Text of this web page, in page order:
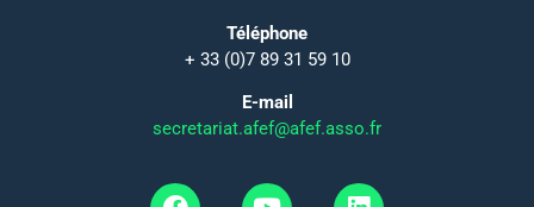
Téléphone
+ 33 (0)7 89 31 59 10
E-mail
secretariat.afef@afef.asso.fr